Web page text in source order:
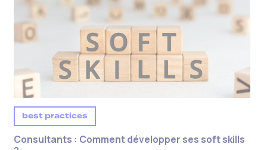
best practices
Consultants : Comment développer ses soft skills